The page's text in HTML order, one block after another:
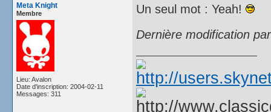
Meta Knight
Membre
Lieu: Avalon
Date d'inscription: 2004-02-11
Messages: 311
Un seul mot : Yeah!
Dernière modification